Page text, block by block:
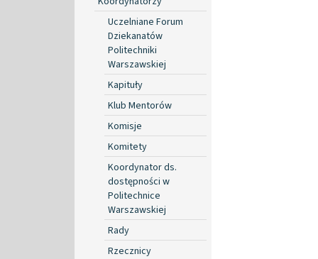
Uczelniane Forum
Dziekanatów
Politechniki
Warszawskiej
Kapituły
Klub Mentorów
Komisje
Komitety
Koordynator ds.
dostępności w
Politechnice
Warszawskiej
Rady
Rzecznicy